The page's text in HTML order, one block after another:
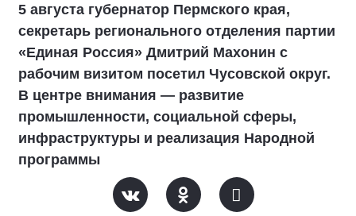
5 августа губернатор Пермского края,
секретарь регионального отделения партии
«Единая Россия» Дмитрий Махонин с
рабочим визитом посетил Чусовской округ.
В центре внимания — развитие
промышленности, социальной сферы,
инфраструктуры и реализация Народной
программы